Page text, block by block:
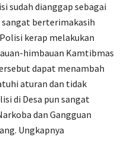
sudah dianggap sebagai
sangat berterimakasih
kerap melakukan
himbauan Kamtibmas
dapat menambah
aturan dan tidak
di Desa pun sangat
dan Gangguan
Ungkapnya